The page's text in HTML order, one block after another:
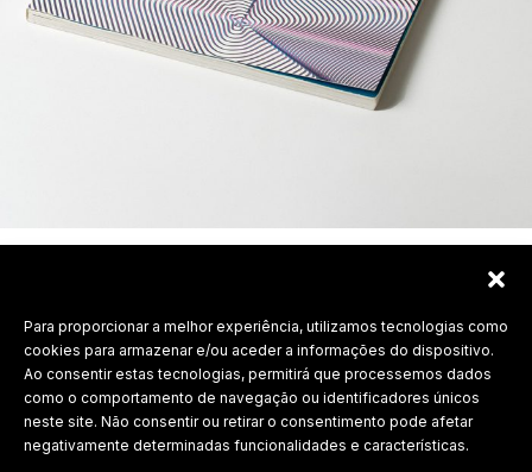
Para proporcionar a melhor experiência, utilizamos tecnologias como
cookies para armazenar e/ou aceder a informações do dispositivo.
Ao consentir estas tecnologias, permitirá que processemos dados
como o comportamento de navegação ou identificadores únicos
neste site. Não consentir ou retirar o consentimento pode afetar
negativamente determinadas funcionalidades e características.
Labdesign, Lda.
2026 Todos os direitos reservados.
Política de Privacidade